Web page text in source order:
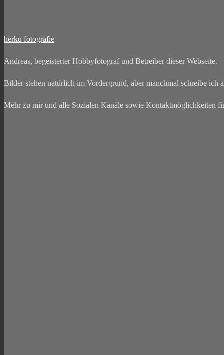
herku fotografie
Andreas, begeisterter Hobbyfotograf und Betreiber dieser Webseite.
Bilder stehen natürlich im Vordergrund, aber manchmal schreibe ich
Mehr zu mir und alle Sozialen Kanäle sowie Kontaktmöglichkeiten